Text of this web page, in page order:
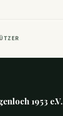
1953 e.V.